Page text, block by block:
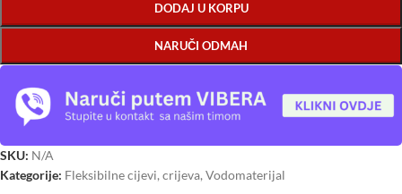
DODAJ U KORPU
NARUČI ODMAH
SKU: N/A
Kategorije: Fleksibilne cijevi, crijeva, Vodomaterijal